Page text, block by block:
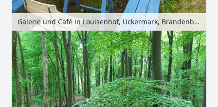
Galerie und Café in Louisenhof, Uckermark, Brandenburg, Deutschland